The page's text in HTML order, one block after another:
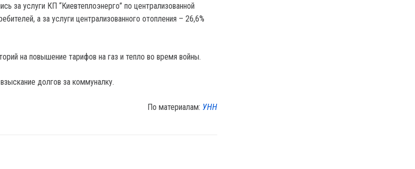
за услуги КП “Киевтеплоэнерго” по централизованной
а за услуги централизованного отопления – 26,6%
на повышение тарифов на газ и тепло во время войны.
долгов за коммуналку.
По материалам: УНН